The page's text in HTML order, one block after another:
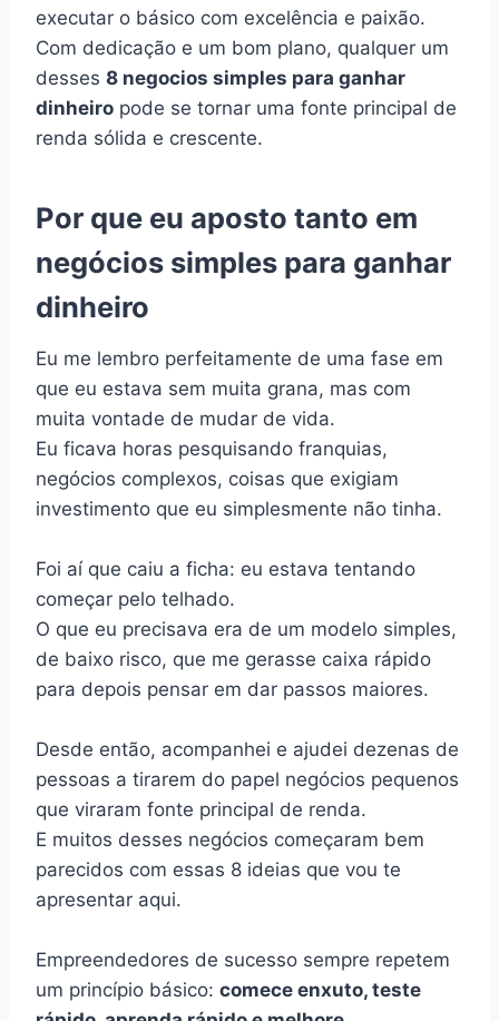
executar o básico com excelência e paixão.
Com dedicação e um bom plano, qualquer um
desses 8 negocios simples para ganhar
dinheiro pode se tornar uma fonte principal de
renda sólida e crescente.
Por que eu aposto tanto em
negócios simples para ganhar
dinheiro
Eu me lembro perfeitamente de uma fase em
que eu estava sem muita grana, mas com
muita vontade de mudar de vida.
Eu ficava horas pesquisando franquias,
negócios complexos, coisas que exigiam
investimento que eu simplesmente não tinha.
Foi aí que caiu a ficha: eu estava tentando
começar pelo telhado.
O que eu precisava era de um modelo simples,
de baixo risco, que me gerasse caixa rápido
para depois pensar em dar passos maiores.
Desde então, acompanhei e ajudei dezenas de
pessoas a tirarem do papel negócios pequenos
que viraram fonte principal de renda.
E muitos desses negócios começaram bem
parecidos com essas 8 ideias que vou te
apresentar aqui.
Empreendedores de sucesso sempre repetem
um princípio básico: comece enxuto, teste